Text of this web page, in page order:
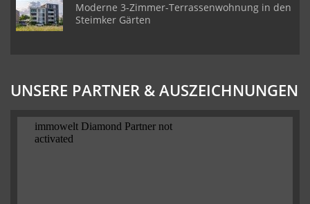
Moderne 3-Zimmer-Terrassenwohnung in den
Steimker Gärten
UNSERE PARTNER & AUSZEICHNUNGEN